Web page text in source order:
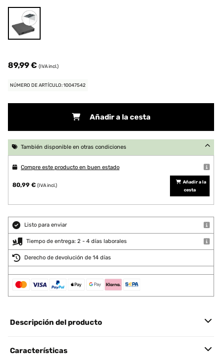
89,99 € (IVA incl.)
NÚMERO DE ARTÍCULO: 10047542
Añadir a la cesta
También disponible en otras condiciones
Compre este producto en buen estado
80,99 € (IVA incl.)
Añadir a la
cesta
Listo para enviar
Tiempo de entrega: 2 - 4 días laborales
Derecho de devolución de 14 días
Descripción del producto
Características